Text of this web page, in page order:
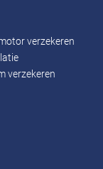
verzekeren
verzekeren